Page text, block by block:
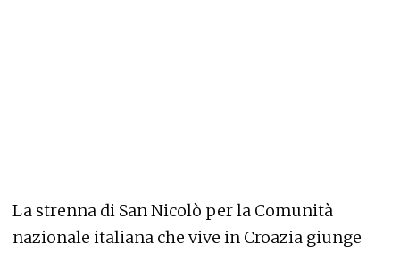
La strenna di San Nicolò per la Comunità
nazionale italiana che vive in Croazia giunge